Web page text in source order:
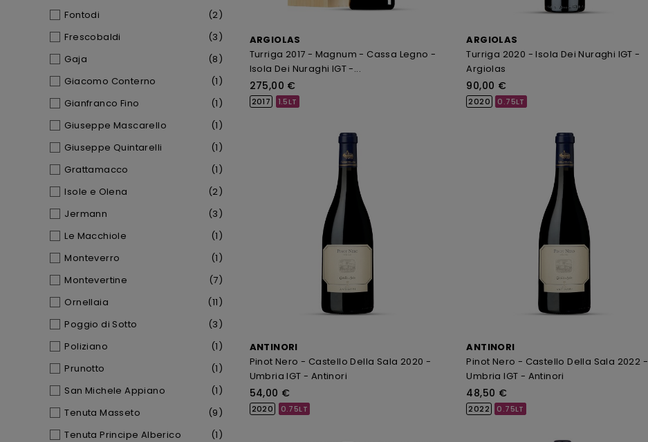
Fontodi
(2)
Frescobaldi
(3)
Gaja
(8)
Giacomo Conterno
(1)
Gianfranco Fino
(1)
Giuseppe Mascarello
(1)
Giuseppe Quintarelli
(1)
Grattamacco
(1)
Isole e Olena
(2)
Jermann
(3)
Le Macchiole
(1)
Monteverro
(1)
Montevertine
(7)
Ornellaia
(11)
Poggio di Sotto
(3)
Poliziano
(1)
Prunotto
(1)
San Michele Appiano
(1)
Tenuta Masseto
(9)
Tenuta Principe Alberico
(1)
ARGIOLAS
Turriga 2017 - Magnum - Cassa Legno -
Isola Dei Nuraghi IGT -...
275,00 €
2017 1.5LT
ARGIOLAS
Turriga 2020 - Isola Dei Nuraghi IGT -
Argiolas
90,00 €
2020 0.75LT
ANTINORI
Pinot Nero - Castello Della Sala 2020 -
Umbria IGT - Antinori
54,00 €
2020 0.75LT
ANTINORI
Pinot Nero - Castello Della Sala 2022 -
Umbria IGT - Antinori
48,50 €
2022 0.75LT